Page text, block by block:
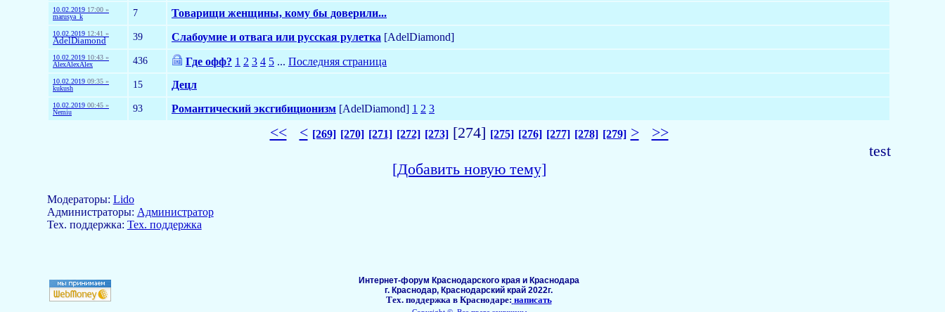
10.02.2019 17:00 »
marusya_k
7 Товарищи женщины, кому бы доверили...
10.02.2019 12:41 »
AdelDiamond 39 Слабоумие и отвага или русская рулетка [AdelDiamond]
10.02.2019 10:43 »
AlexAlexAlex
436 Где офф? 1 2 3 4 5 ... Последняя страница
10.02.2019 09:35 »
kukush
15 Децл
10.02.2019 00:45 »
Nemiu
93 Романтический эксгибиционизм [AdelDiamond] 1 2 3
<< < [269] [270] [271] [272] [273][274] [275] [276] [277] [278] [279] >
>>
test
[Добавить новую тему]
Модераторы: Lido
Aдминистраторы: Администратор
Тех. поддержка: Тех. поддержка
Интернет-форум Краснодарского края и Краснодара
г. Краснодар, Краснодарский край 2022г.
Тех. поддержка в Краснодаре: написать